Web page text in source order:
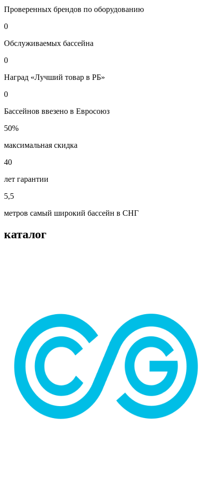
Проверенных брендов по оборудованию
0
Обслуживаемых бассейна
0
Наград «Лучший товар в РБ»
0
Бассейнов ввезено в Евросоюз
50%
максимальная скидка
40
лет гарантии
5,5
метров самый широкий бассейн в СНГ
каталог